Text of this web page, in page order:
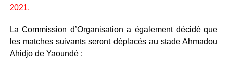
2021.
La Commission d’Organisation a également décidé que
les matches suivants seront déplacés au stade Ahmadou
Ahidjo de Yaoundé :